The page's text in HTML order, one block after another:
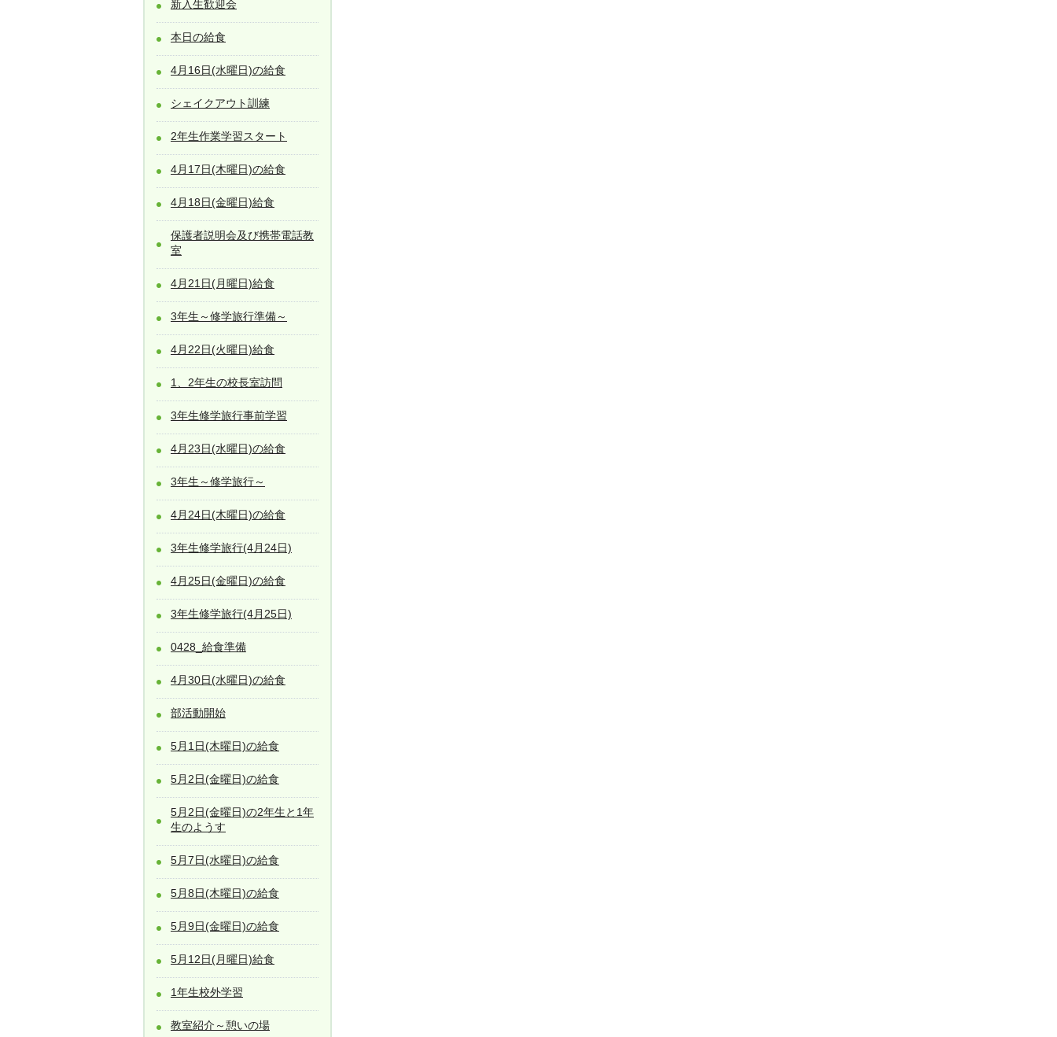
新入生歓迎会
本日の給食
4月16日(水曜日)の給食
シェイクアウト訓練
2年生作業学習スタート
4月17日(木曜日)の給食
4月18日(金曜日)給食
保護者説明会及び携帯電話教
室
4月21日(月曜日)給食
3年生～修学旅行準備～
4月22日(火曜日)給食
1、2年生の校長室訪問
3年生修学旅行事前学習
4月23日(水曜日)の給食
3年生～修学旅行～
4月24日(木曜日)の給食
3年生修学旅行(4月24日)
4月25日(金曜日)の給食
3年生修学旅行(4月25日)
0428_給食準備
4月30日(水曜日)の給食
部活動開始
5月1日(木曜日)の給食
5月2日(金曜日)の給食
5月2日(金曜日)の2年生と1年
生のようす
5月7日(水曜日)の給食
5月8日(木曜日)の給食
5月9日(金曜日)の給食
5月12日(月曜日)給食
1年生校外学習
教室紹介～憩いの場